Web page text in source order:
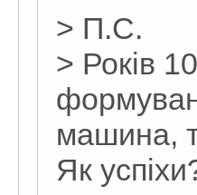
> П.С.
> Років
машина,
Як